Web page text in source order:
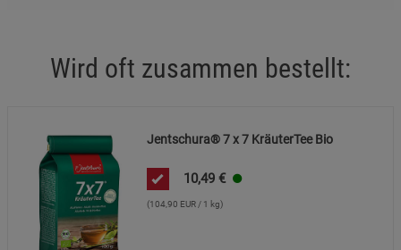
Wird oft zusammen bestellt:
Jentschura® 7 x 7 KräuterTee Bio
10,49 €
(104,90 EUR / 1 kg)
Beschreibung Funktionale Cookies
Statistik Cookies (2)
Beschreibung Statistik Cookies
Cookie-Informationen